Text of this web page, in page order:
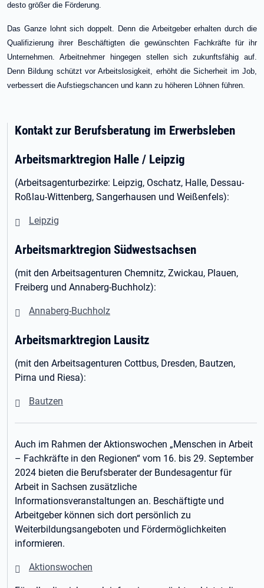
desto größer die Förderung.
Das Ganze lohnt sich doppelt. Denn die Arbeitgeber erhalten durch die
Qualifizierung ihrer Beschäftigten die gewünschten
Fachkräfte für ihr
Unternehmen. Arbeitnehmer hingegen stellen sich zukunftsfähig auf.
Denn Bildung schützt vor Arbeitslosigkeit, erhöht die Sicherheit im Job,
verbessert die Aufstiegschancen und kann zu höheren Löhnen führen.
Kontakt zur Berufsberatung im Erwerbsleben
Arbeitsmarktregion Halle / Leipzig
(Arbeitsagenturbezirke: Leipzig, Oschatz, Halle, Dessau-
Roßlau-Wittenberg, Sangerhausen und Weißenfels):
Leipzig
Arbeitsmarktregion Südwestsachsen
(mit den Arbeitsagenturen Chemnitz, Zwickau, Plauen,
Freiberg und Annaberg-Buchholz):
Annaberg-Buchholz
Arbeitsmarktregion Lausitz
(mit den Arbeitsagenturen Cottbus, Dresden, Bautzen,
Pirna und Riesa):
Bautzen
Auch im Rahmen der Aktionswochen „Menschen in Arbeit
– Fachkräfte in den Regionen“ vom 16. bis 29. September
2024 bieten die Berufsberater der Bundesagentur für
Arbeit in Sachsen zusätzliche
Informationsveranstaltungen an. Beschäftigte und
Arbeitgeber können sich dort persönlich zu
Weiterbildungsangeboten und Fördermöglichkeiten
informieren.
Aktionswochen